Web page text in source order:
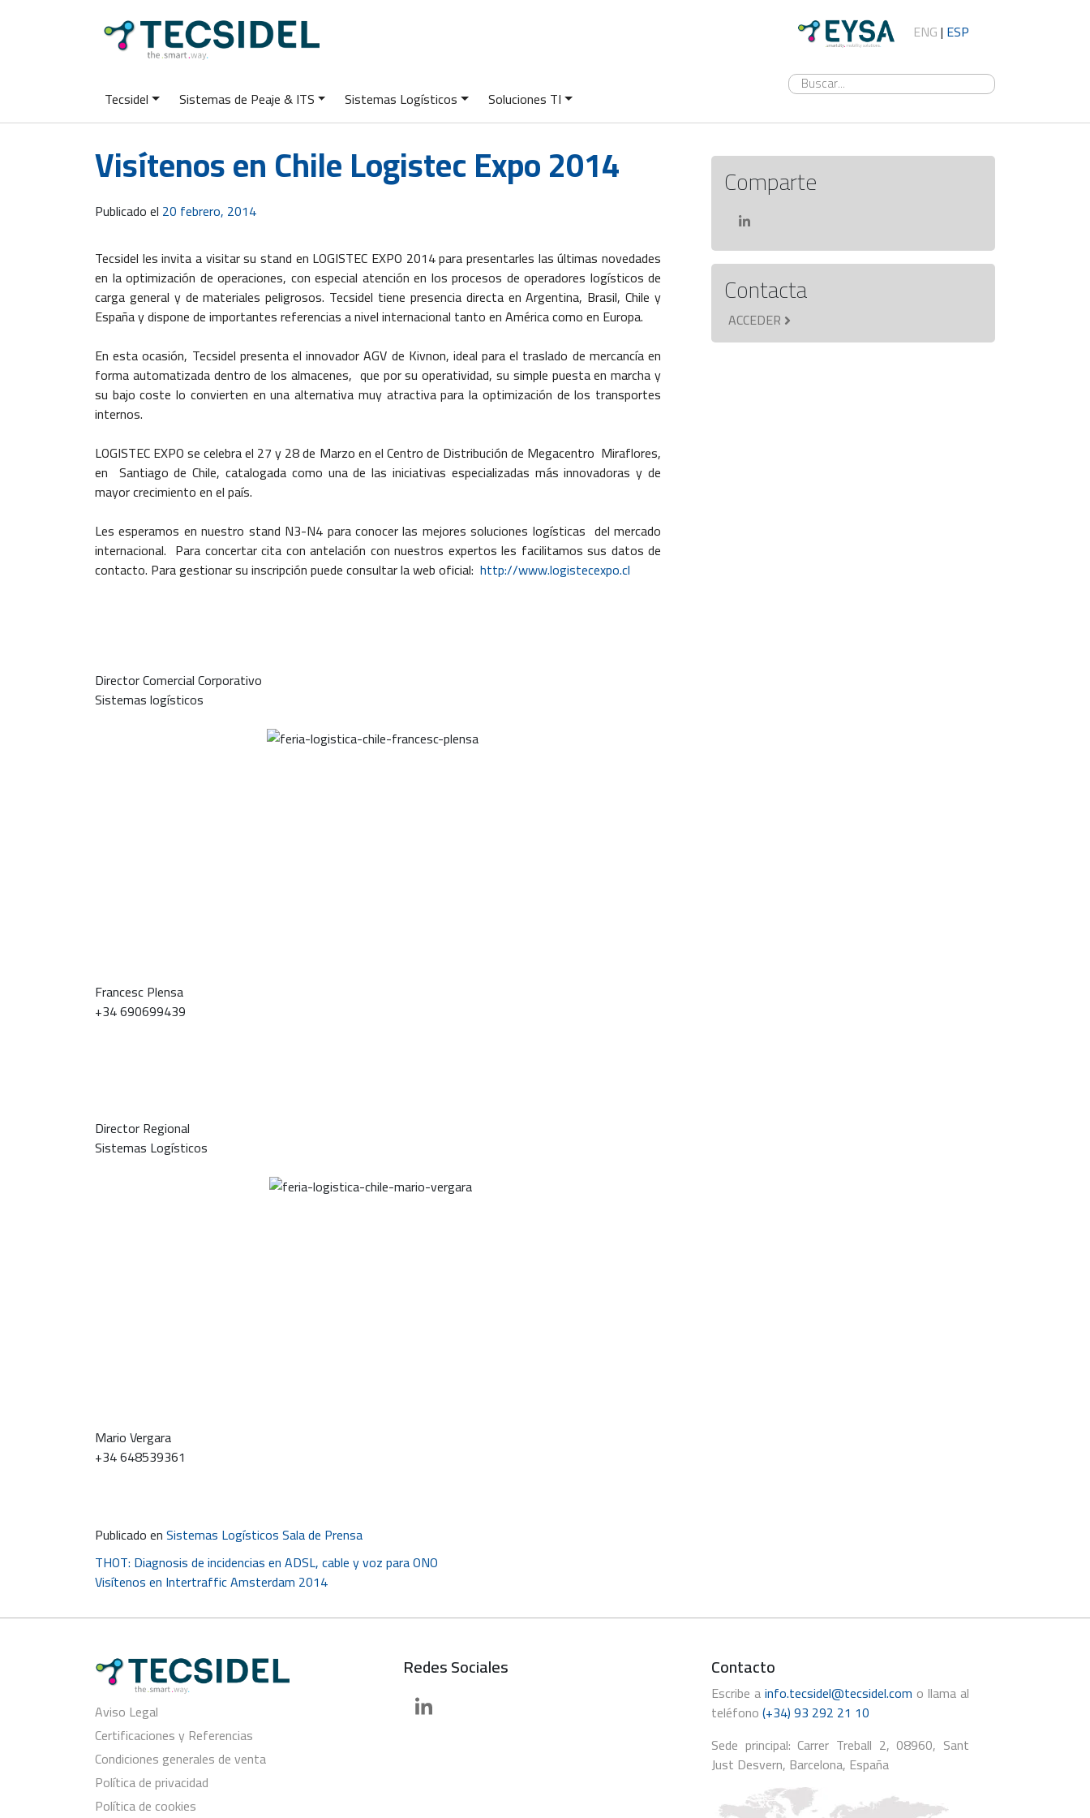
ENG| ESP
Tecsidel Sistemas de Peaje & ITS Sistemas Logísticos Soluciones TI
Visítenos en Chile Logistec Expo 2014
Publicado el 20 febrero, 2014
Tecsidel les invita a visitar su stand en LOGISTEC EXPO 2014 para presentarles las últimas novedades
en la optimización de operaciones, con especial atención en los procesos de operadores logísticos de
carga general y de materiales peligrosos. Tecsidel tiene presencia directa en Argentina, Brasil, Chile y
España y dispone de importantes referencias a nivel internacional tanto en América como en Europa.
En esta ocasión, Tecsidel presenta el innovador AGV de Kivnon, ideal para el traslado de mercancía en
forma automatizada dentro de los almacenes, que por su operatividad, su simple puesta en marcha y
su bajo coste lo convierten en una alternativa muy atractiva para la optimización de los transportes
internos.
LOGISTEC EXPO se celebra el 27 y 28 de Marzo en el Centro de Distribución de Megacentro  Miraflores,
en Santiago de Chile, catalogada como una de las iniciativas especializadas más innovadoras y de
mayor crecimiento en el país.
Les esperamos en nuestro stand N3-N4 para conocer las mejores soluciones logísticas del mercado
internacional. Para concertar cita con antelación con nuestros expertos les facilitamos sus datos de
contacto. Para gestionar su inscripción puede consultar la web oficial: http://www.logistecexpo.cl
Director Comercial Corporativo
Sistemas logísticos
Francesc Plensa
+34 690699439
Director Regional
Sistemas Logísticos
Mario Vergara
+34 648539361
Publicado enSistemas Logísticos Sala de Prensa
Navegación
de
entradas
THOT: Diagnosis de incidencias en ADSL, cable y voz para ONO
Visítenos en Intertraffic Amsterdam 2014
Comparte
Contacta
ACCEDER
Aviso Legal
Certificaciones y Referencias
Condiciones generales de venta
Política de privacidad
Política de cookies
Redes Sociales Contacto
Escribe ainfo.tecsidel@tecsidel.com o llama al
teléfono(+34) 93 292 21 10
Sede principal: Carrer Treball 2, 08960, Sant
Just Desvern, Barcelona, España